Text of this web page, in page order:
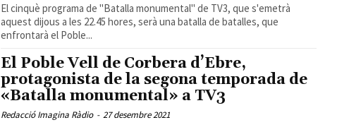
El cinquè programa de "Batalla monumental" de TV3, que s'emetrà
aquest dijous a les 22.45 hores, serà una batalla de batalles, que
enfrontarà el Poble...
El Poble Vell de Corbera d’Ebre,
protagonista de la segona temporada de
«Batalla monumental» a TV3
Redacció Imagina Ràdio - 27 desembre 2021